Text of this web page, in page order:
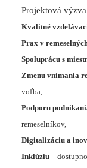
Projektová
Kvalitné
Prax v
Spoluprácu s
Zmenu vnímania
voľba,
Podporu
remeselníkov,
Digitalizáciu a
Inklúziu –